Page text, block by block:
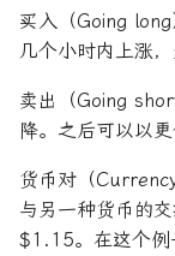
买入（Going
几个小时内上涨，
卖出（Going
降。之后可以以
货币对（
与另一种货币的
$1.15。在这个例